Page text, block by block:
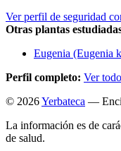
Ver perfil de seguridad
Otras plantas
Eugenia (Eugenia
Perfil completo: Ver
© 2026Yerbateca —
La información es de
de salud.